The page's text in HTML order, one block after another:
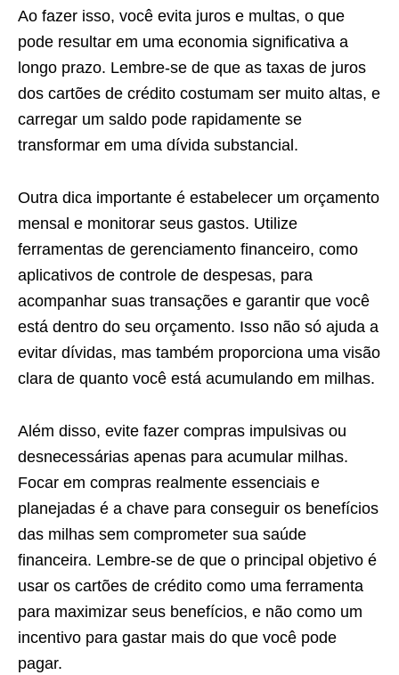
Ao fazer isso, você evita juros e multas, o que
pode resultar em uma economia significativa a
longo prazo. Lembre-se de que as taxas de juros
dos cartões de crédito costumam ser muito altas, e
carregar um saldo pode rapidamente se
transformar em uma dívida substancial.
Outra dica importante é estabelecer um orçamento
mensal e monitorar seus gastos. Utilize
ferramentas de gerenciamento financeiro, como
aplicativos de controle de despesas, para
acompanhar suas transações e garantir que você
está dentro do seu orçamento. Isso não só ajuda a
evitar dívidas, mas também proporciona uma visão
clara de quanto você está acumulando em milhas.
Além disso, evite fazer compras impulsivas ou
desnecessárias apenas para acumular milhas.
Focar em compras realmente essenciais e
planejadas é a chave para conseguir os benefícios
das milhas sem comprometer sua saúde
financeira. Lembre-se de que o principal objetivo é
usar os cartões de crédito como uma ferramenta
para maximizar seus benefícios, e não como um
incentivo para gastar mais do que você pode
pagar.